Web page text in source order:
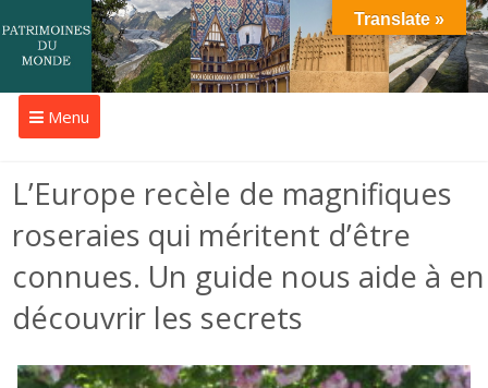
Menu
L’Europe recèle de magnifiques
roseraies qui méritent d’être
connues. Un guide nous aide à en
découvrir les secrets
Translate »